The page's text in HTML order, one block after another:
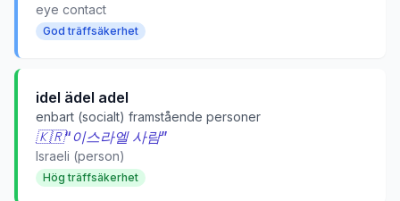
eye contact
God träffsäkerhet
idel ädel adel
enbart (socialt) framstående personer
🇰🇷“이스라엘 사람”
Israeli (person)
Hög träffsäkerhet